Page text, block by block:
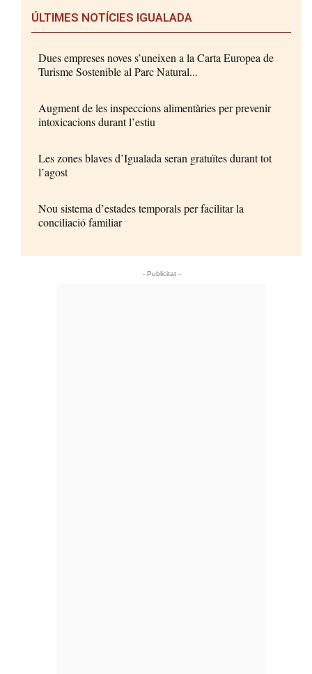
ÚLTIMES NOTÍCIES IGUALADA
Dues empreses noves s’uneixen a la Carta Europea de
Turisme Sostenible al Parc Natural...
Augment de les inspeccions alimentàries per prevenir
intoxicacions durant l’estiu
Les zones blaves d’Igualada seran gratuïtes durant tot
l’agost
Nou sistema d’estades temporals per facilitar la
conciliació familiar
- Publicitat -